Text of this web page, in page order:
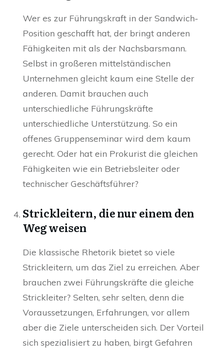
Wer es zur Führungskraft in der Sandwich-
Position geschafft hat, der bringt anderen
Fähigkeiten mit als der Nachsbarsmann.
Selbst in großeren mittelständischen
Unternehmen gleicht kaum eine Stelle der
anderen. Damit brauchen auch
unterschiedliche Führungskräfte
unterschiedliche Unterstützung. So ein
offenes Gruppenseminar wird dem kaum
gerecht. Oder hat ein Prokurist die gleichen
Fähigkeiten wie ein Betriebsleiter oder
technischer Geschäftsführer?
Strickleitern, die nur einem den
Weg weisen
Die klassische Rhetorik bietet so viele
Strickleitern, um das Ziel zu erreichen. Aber
brauchen zwei Führungskräfte die gleiche
Strickleiter? Selten, sehr selten, denn die
Voraussetzungen, Erfahrungen, vor allem
aber die Ziele unterscheiden sich. Der Vorteil
sich spezialisiert zu haben, birgt Gefahren